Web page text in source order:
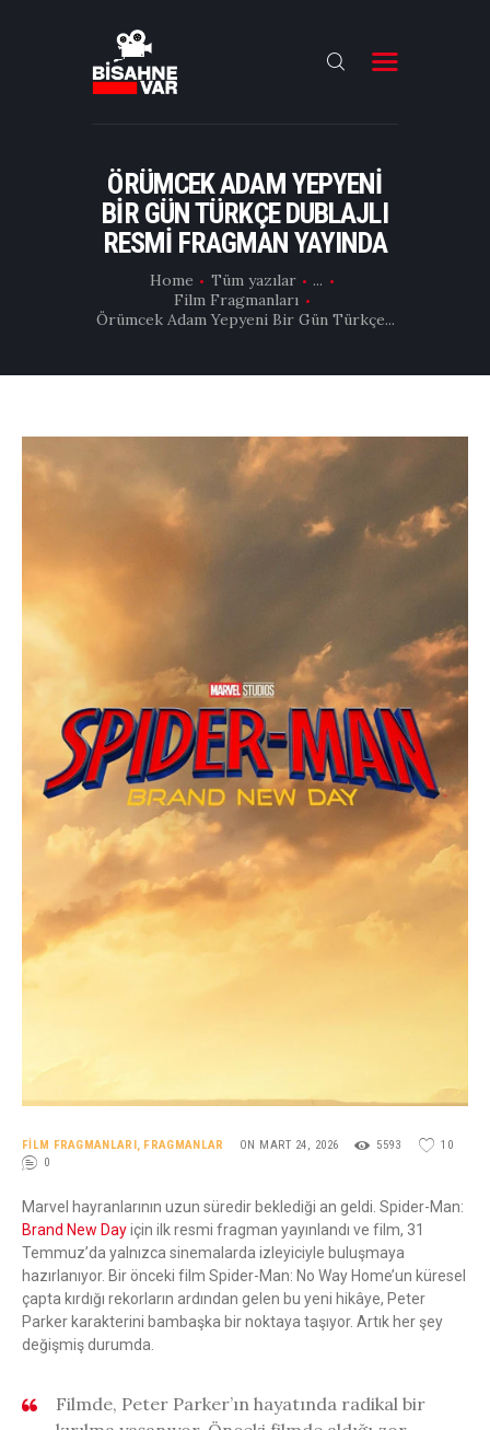
ÖRÜMCEK ADAM YEPYENI
BIR GÜN TÜRKÇE DUBLAJLI
RESMI FRAGMAN YAYINDA
Home Tüm yazılar
...
Film Fragmanları
Örümcek Adam Yepyeni Bir Gün Türkçe...
FILMLER
DIZILER
OYUNCULAR
DAHA FAZLASI
FILM FRAGMANLARI, FRAGMANLAR ON MART 24, 2026 5593
10
0
Marvel hayranlarının uzun süredir beklediği an geldi. Spider-Man:
Brand New Dayiçin ilk resmi fragman yayınlandı ve film, 31
Temmuz’da yalnızca sinemalarda izleyiciyle buluşmaya
hazırlanıyor. Bir önceki film Spider-Man: No Way Home’un küresel
çapta kırdığı rekorların ardından gelen bu yeni hikâye, Peter
Parker karakterini bambaşka bir noktaya taşıyor. Artık her şey
değişmiş durumda.
Filmde, Peter Parker’ın hayatında radikal bir